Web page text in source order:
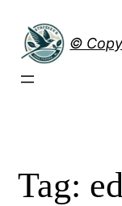
naar
inhoud
©
Tag: